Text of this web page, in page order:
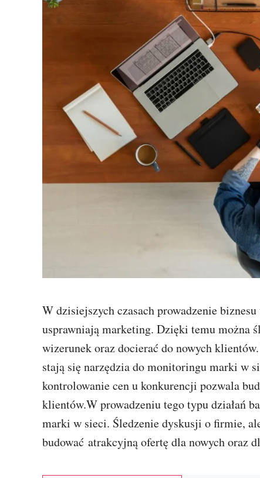
W dzisiejszych czasach prowadzenie
usprawniają marketing. Dzięki temu można
wizerunek oraz docierać do nowych
stają się narzędzia do monitoringu marki w
kontrolowanie cen u konkurencji pozwala
klientów.W prowadzeniu tego typu działań
marki w sieci. Śledzenie dyskusji o firmie,
budować atrakcyjną ofertę dla nowych oraz